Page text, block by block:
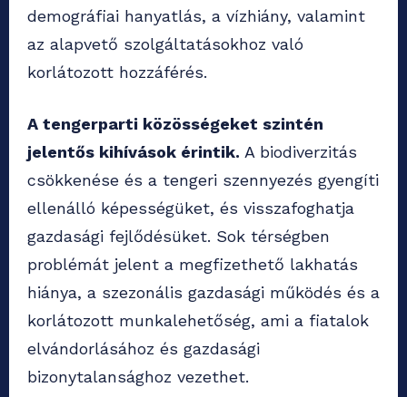
demográfiai hanyatlás, a vízhiány, valamint
az alapvető szolgáltatásokhoz való
korlátozott hozzáférés.
A tengerparti közösségeket szintén
jelentős kihívások érintik. A biodiverzitás
csökkenése és a tengeri szennyezés gyengíti
ellenálló képességüket, és visszafoghatja
gazdasági fejlődésüket. Sok térségben
problémát jelent a megfizethető lakhatás
hiánya, a szezonális gazdasági működés és a
korlátozott munkalehetőség, ami a fiatalok
elvándorlásához és gazdasági
bizonytalansághoz vezethet.